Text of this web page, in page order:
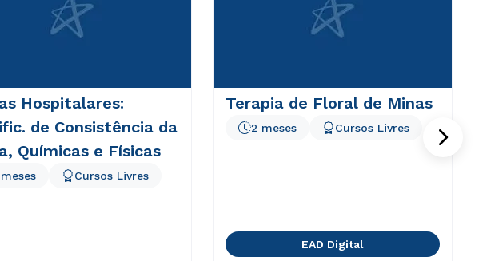
Hospitalares:
de Consistência da
Químicas e Físicas
Cursos Livres
Terapia de Floral de Minas
2 meses Cursos Livres
EAD Digital